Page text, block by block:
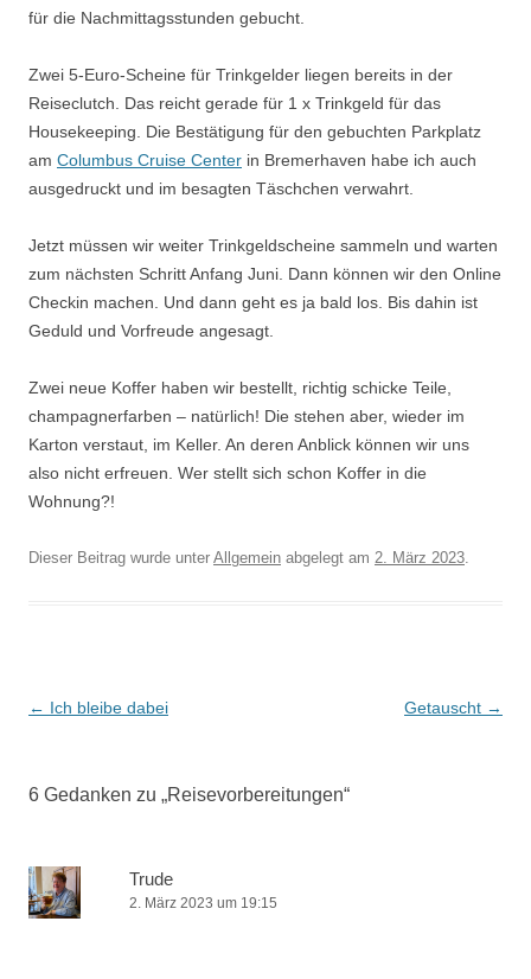
für die Nachmittagsstunden gebucht.
Zwei 5-Euro-Scheine für Trinkgelder liegen bereits in der
Reiseclutch. Das reicht gerade für 1 x Trinkgeld für das
Housekeeping. Die Bestätigung für den gebuchten Parkplatz
am Columbus Cruise Center in Bremerhaven habe ich auch
ausgedruckt und im besagten Täschchen verwahrt.
Jetzt müssen wir weiter Trinkgeldscheine sammeln und warten
zum nächsten Schritt Anfang Juni. Dann können wir den Online
Checkin machen. Und dann geht es ja bald los. Bis dahin ist
Geduld und Vorfreude angesagt.
Zwei neue Koffer haben wir bestellt, richtig schicke Teile,
champagnerfarben – natürlich! Die stehen aber, wieder im
Karton verstaut, im Keller. An deren Anblick können wir uns
also nicht erfreuen. Wer stellt sich schon Koffer in die
Wohnung?!
Dieser Beitrag wurde unter Allgemein abgelegt am 2. März 2023.
Beitrags-
← Ich bleibe dabei Getauscht →
6 Gedanken zu „Reisevorbereitungen“
Trude
2. März 2023 um 19:15